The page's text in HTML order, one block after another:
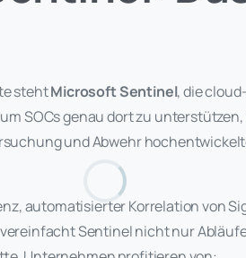
stehtMicrosoft Sentinel, die
SOCs genau dort zu unterstützen,
und Abwehr
automatisierter Korrelation von
Sentinel nicht nur